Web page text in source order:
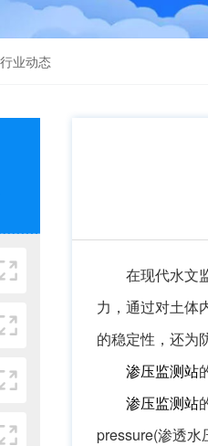
行业动态
在现代水文
力，通过对土体
的稳定性，还为
渗压监测站
渗压监测站
pressure(渗透水